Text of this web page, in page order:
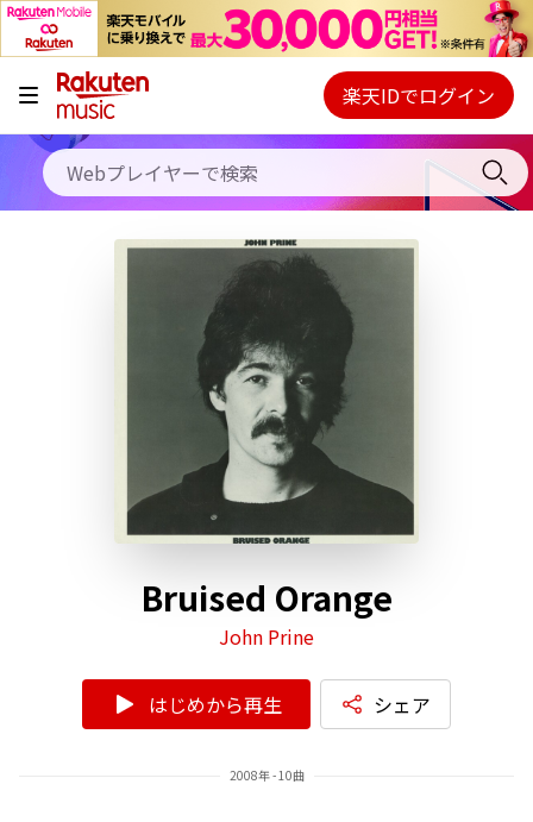
キャンペーン
料金プラン
使い方
初回30日間無料お試し
Webプレイヤー
ご契約内容の確認・変更
楽天IDでログイン
Bruised Orange
John Prine
はじめから再生 シェア
2008年 - 10曲